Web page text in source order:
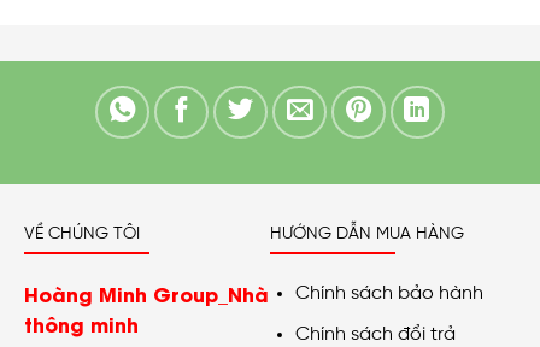
VỀ CHÚNG TÔI
Hoàng Minh Group_Nhà
thông minh
HƯỚNG DẪN MUA HÀNG
Chính sách bảo hành
Chính sách đổi trả